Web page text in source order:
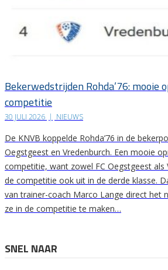
Bekerwedstrijden Rohda’76: mooie
competitie
30 JULI 2026 | NIEUWS
De KNVB koppelde Rohda’76 in de
Oegstgeest en Vredenburch. Een mooie
competitie, want zowel FC Oegstgeest als
de competitie ook uit in de derde klasse.
van trainer-coach Marco Lange direct het
ze in de competitie te maken…
SNEL NAAR